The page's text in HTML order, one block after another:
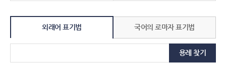
외래어 표기법 국어의 로마자 표기법
용례 찾기